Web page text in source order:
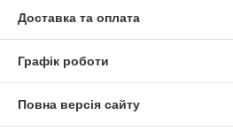
Доставка та оплата
Графік роботи
Повна версія сайту